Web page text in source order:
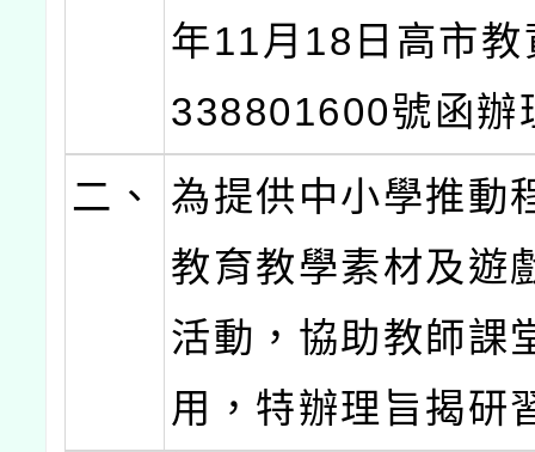
年11月18日高市
338801600號函辦
二、
為提供中小學推動
教育教學素材及遊
活動，協助教師課
用，特辦理旨揭研